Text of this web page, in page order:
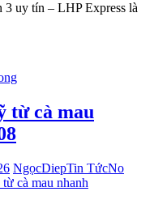
uy tín – LHP Express là
từ cà mau
NgọcDiepTin TứcNo
cà mau nhanh